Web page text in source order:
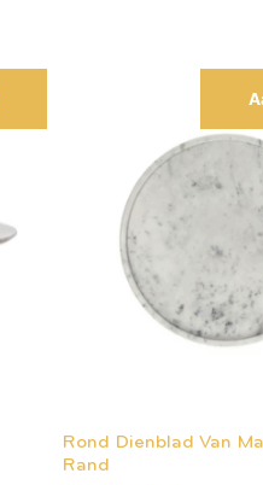
Rond Dienblad Van
Rand